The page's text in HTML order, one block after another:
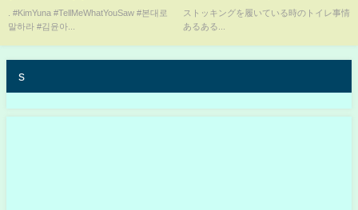
You Saw OST Part 1) [English
Subs]
. #KimYuna #TellMeWhatYouSaw #본대로
말하라 #김윤아...
グ
ストッキングを履いている時のトイレ事情
あるある...
s